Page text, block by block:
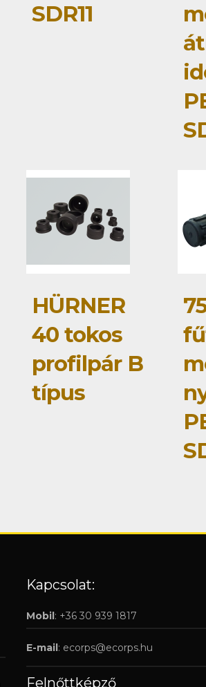
SDR11
HÜRNER
40 tokos
profilpár B
típus
Kapcsolat:
Mobil: +36 30 939 1817
E-mail: ecorps@ecorps.hu
Felnőttképző